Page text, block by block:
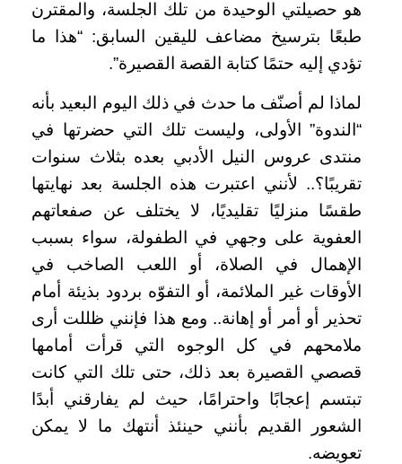
هو حصيلتي الوحيدة من تلك الجلسة، والمقترن
طبعًا بترسيخ مضاعف لليقين السابق: “هذا ما
تؤدي إليه حتمًا كتابة القصة القصيرة”.
لماذا لم أصنّف ما حدث في ذلك اليوم البعيد بأنه
“الندوة” الأولى، وليست تلك التي حضرتها في
منتدى عروس النيل الأدبي بعده بثلاث سنوات
تقريبًا؟.. لأنني اعتبرت هذه الجلسة بعد نهايتها
طقسًا منزليًا تقليديًا، لا يختلف عن صفعاتهم
العفوية على وجهي في الطفولة، سواء بسبب
الإهمال في الصلاة، أو اللعب الصاخب في
الأوقات غير الملائمة، أو التفوّه بردود بذيئة أمام
تحذير أو أمر أو إهانة.. ومع هذا فإنني ظللت أرى
ملامحهم في كل الوجوه التي قرأت أمامها
قصصي القصيرة بعد ذلك، حتى تلك التي كانت
تبتسم إعجابًا واحترامًا، حيث لم يفارقني أبدًا
الشعور القديم بأنني حينئذ أنتهك ما لا يمكن
تعويضه.